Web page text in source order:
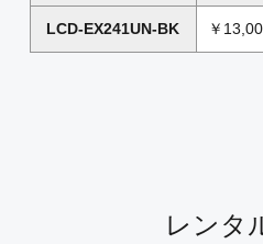
LCD-EX241UN-BK ￥
レンタ